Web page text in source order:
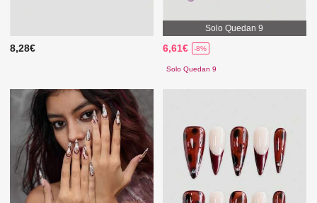
8,28€
Solo Quedan 9
6,61€ -8%
Solo Quedan 9